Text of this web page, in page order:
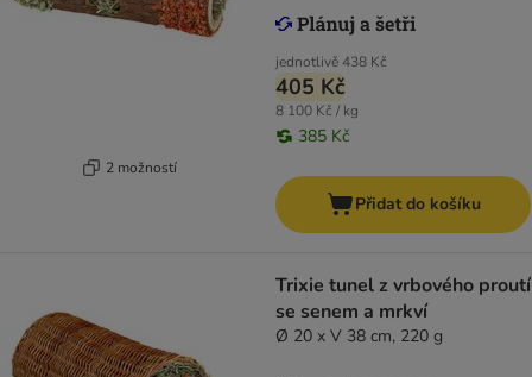
2 možností
jednotlivě438 Kč
405 Kč
8 100 Kč / kg
385 Kč
Přidat do košíku
Trixie tunel z vrbového proutí
se senem a mrkví
Ø 20 x V 38 cm, 220 g